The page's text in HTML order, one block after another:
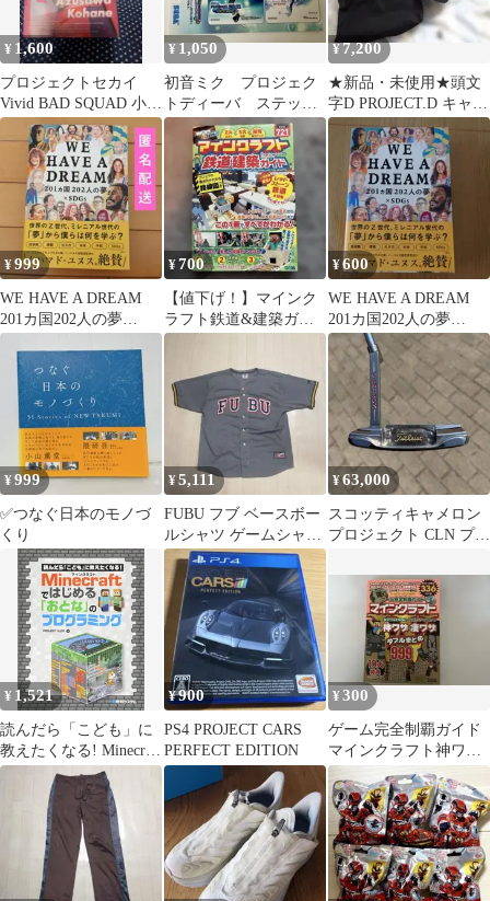
¥ 1,600
プロジェクトセカイ
Vivid BAD SQUAD 小豆
沢
¥1,050
初音ミク プロジェク
トディーバ ステッカ
ー project DIVA アー
ケード
¥7,200
★新品・未使用★頭文
字D PROJECT.D キャッ
プ トートバッグ セット
¥999
WE HAVE A DREAM
201カ国202人の夢
×SDGs
¥700
【値下げ！】マインク
ラフト鉄道&建築ガイ
ド 全ページオールカラ
¥600
WE HAVE A DREAM
201カ国202人の夢
×SDGs
¥999
✅つなぐ日本のモノづ
くり
¥5,111
FUBU フブ ベースボー
ルシャツ ゲームシャツ
メッシュ ストリー
ト 古着
¥63,000
スコッティキャメロン
プロジェクト CLN プロ
¥ 1,521
読んだら「こども」に
教えたくなる! Minecraft
ではじめる「おとな」
のプログラミング
¥900
PS4 PROJECT CARS
PERFECT EDITION
¥300
ゲーム完全制覇ガイド
マインクラフト神ワザ
&凄ワザダブルまとめ